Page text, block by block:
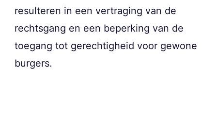
resulteren in een vertraging van de
rechtsgang en een beperking van de
toegang tot gerechtigheid voor gewone
burgers.